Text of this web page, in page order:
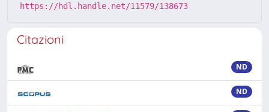
https://hdl.handle.net/11579/138673
Citazioni
ND
ND